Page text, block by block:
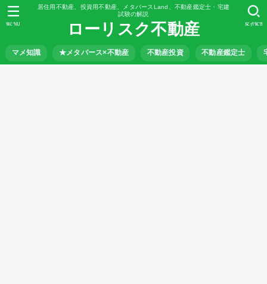
居住用不動産、投資用不動産、メタバースLand、不動産鑑定士・宅建
試験の解説
ローリスク不動産
マメ知識 ★メタバース×不動産 不動産投資 不動産鑑定士
SEARCH
MENU